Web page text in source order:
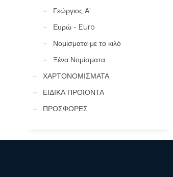
Γεώργιος Α'
Ευρώ - Euro
Νομίσματα με το κιλό
Ξένα Νομίσματα
ΧΑΡΤΟΝΟΜΙΣΜΑΤΑ
ΕΙΔΙΚΑ ΠΡΟΙΟΝΤΑ
ΠΡΟΣΦΟΡΕΣ